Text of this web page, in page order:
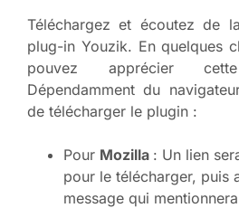
Téléchargez et écoutez de
plug-in Youzik. En quelques
pouvez apprécier cette
Dépendamment du
de télécharger le plugin :
Pour Mozilla : Un lien
pour le télécharger, puis
message qui